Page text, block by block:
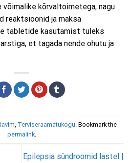
võimalike kõrvaltoimetega, nagu
reaktsioonid ja maksa
tabletide kasutamist tuleks
et tagada nende ohutu ja
Terviseraamatukogu . Bookmark the
permalink.
Epilepsia sündroomid lastel |